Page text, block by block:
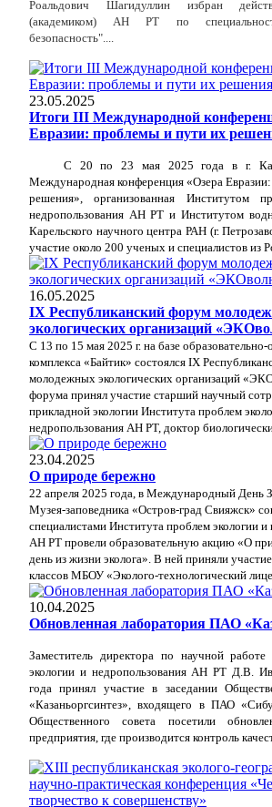
Роальдович Шагидуллин избран
(академиком) АН РТ по
безопасность"....
23.05.2025
Итоги III Международной
Евразии: проблемы и пути их
С 20 по 23 мая 2025 года в г.
Международная конференция«Озера
решения» , организованная Институтом
недропользования АН РТ и Институтом
Карельского научного центра РАН (г.
участие около 200 ученых и специалистов из
16.05.2025
IХ Республиканский форум
экологических организаций
С 13 по 15 мая 2025 г. на базе образовательно-
комплекса «Байтик» состоялся IХ
молодежных экологических организаций
форума принял участие старший научный
прикладной экологии Института проблем
недропользования АН РТ, доктор
23.04.2025
О природе бережно
22 апреля 2025 года, в Международный День
Музея-заповедника «Остров-град Свияжск»
специалистами Института проблем экологии и
АН РТ провели образовательную акцию «О
день из жизни эколога». В ней приняли
классов МБОУ «Эколого-технологический
10.04.2025
Обновленная лаборатория ПАО
Заместитель директора по научной
экологии и недропользования АН РТ Д.В.
года принял участие в заседании
«Казаньоргсинтез», входящего в ПАО
Общественного совета посетили
предприятия, где производится контроль